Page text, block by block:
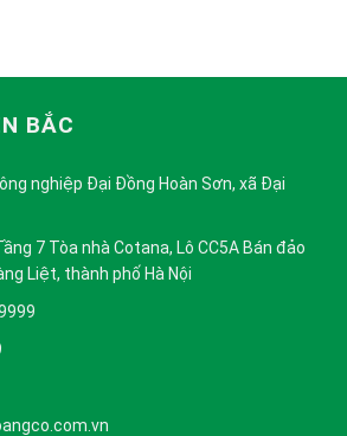
BẮC
nghiệp Đại Đồng Hoàn Sơn, xã Đại
7 Tòa nhà Cotana, Lô CC5A Bán đảo
Liệt, thành phố Hà Nội